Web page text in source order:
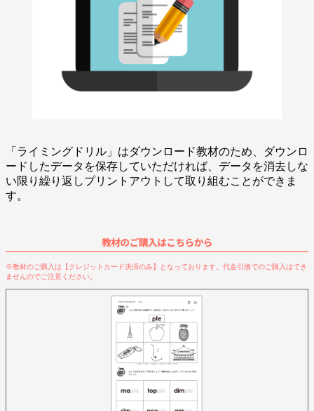
「ライミングドリル」はダウンロード教材のため、ダウンロ
ードしたデータを保存していただければ、データを消去しな
い限り繰り返しプリントアウトして取り組むことができま
す。
※教材のご購入は【クレジットカード決済のみ】となっております。代金引換でのご購入はでき
ませんのでご注意ください。